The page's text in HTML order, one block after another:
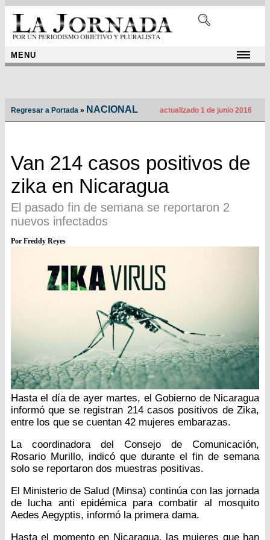
MENU
Regresar a Portada » NACIONAL actualizado 1 de junio 2016
Van 214 casos positivos de
zika en Nicaragua
El pasado fin de semana se reportaron 2
nuevos infectados
Por Freddy Reyes
Hasta el día de ayer martes, el Gobierno de Nicaragua
informó que se registran 214 casos positivos de Zika,
entre los que se cuentan 42 mujeres embarazas.
La coordinadora del Consejo de Comunicación,
Rosario Murillo, indicó que durante el fin de semana
solo se reportaron dos muestras positivas.
El Ministerio de Salud (Minsa) continúa con las jornada
de lucha anti epidémica para combatir al mosquito
Aedes Aegyptis, informó la primera dama.
Hasta el momento en Nicaragua, las mujeres que han